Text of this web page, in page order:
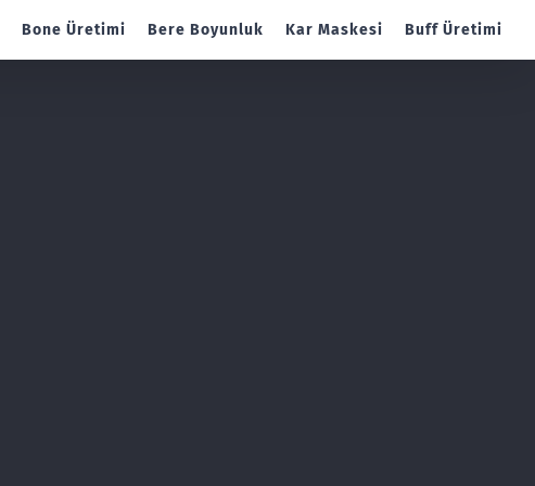
Bone Üretimi Bere Boyunluk Kar Maskesi Buff Üretimi